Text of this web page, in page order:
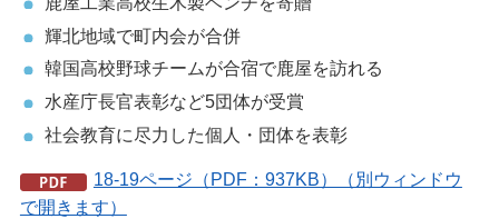
輝北地域で町内会が合併
韓国高校野球チームが合宿で鹿屋を訪れる
水産庁長官表彰など5団体が受賞
社会教育に尽力した個人・団体を表彰
18-19ページ（PDF：937KB）（別ウィンドウ
で開きます）